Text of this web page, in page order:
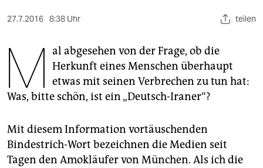
nord
verlag
verlag
shop
fragen & hilfe
27.7.2016 8:38 Uhr teilen
M al abgesehen von der Frage, ob die
Herkunft eines Menschen überhaupt
etwas mit seinen Verbrechen zu tun hat:
Was, bitte schön, ist ein „Deutsch-Iraner“?
Mit diesem Information vortäuschenden
Bindestrich-Wort bezeichnen die Medien seit
Tagen den Amokläufer von München. Als ich die